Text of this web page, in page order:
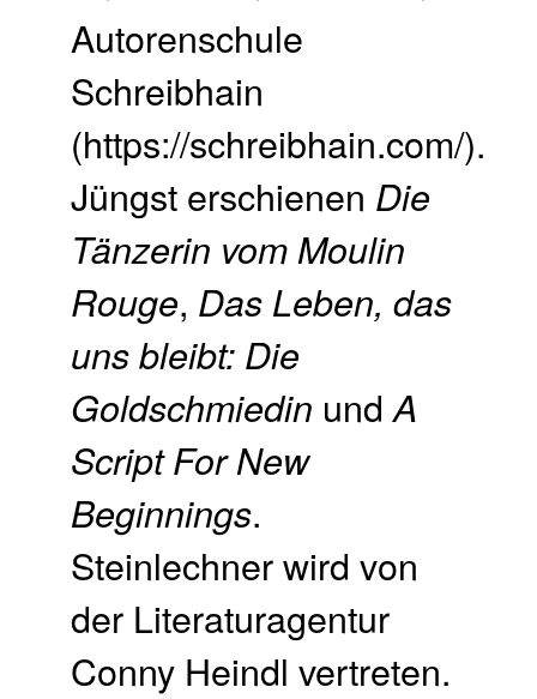
Autorenschule
Schreibhain
(https://schreibhain.com/).
Jüngst erschienen Die
Tänzerin vom Moulin
Rouge, Das Leben, das
uns bleibt: Die
Goldschmiedin undA
Script For New
Beginnings.
Steinlechner wird von
der Literaturagentur
Conny Heindl vertreten.